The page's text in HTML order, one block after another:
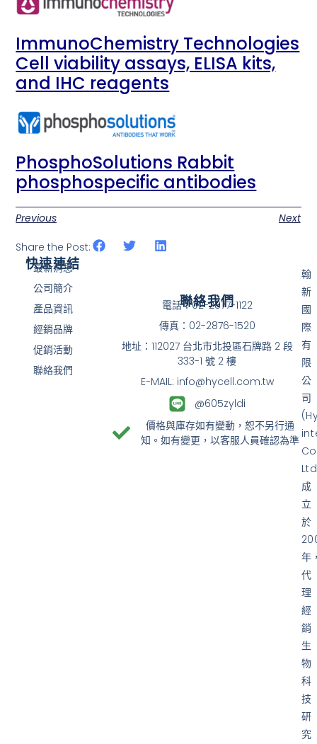
ImmunoChemistry Technologies
Cell viability assays, ELISA kits,
and IHC reagents
PhosphoSolutions Rabbit
phosphospecific antibodies
Previous Next
Share the Post:
翰
新
國
際
有
限
公
司
成
立
於
年
代
理
經
銷
生
物
科
技
研
究
快速連結
最新消息
公司簡介
產品資訊
經銷品牌
促銷活動
聯絡我們
聯絡我們
電話：02-2877-1122
傳真：02-2876-1520
地址：112027 台北市北投區石牌路 2 段
333-1 號 2 樓
E-MAIL: info@hycell.com.tw
@605zyldi
價格與庫存如有變動，恕不另行通
知。如有變更，以客服人員確認為準